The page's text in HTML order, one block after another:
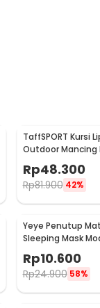
TaffSPORT Kursi
Outdoor Mancing
Oxford Folding
ZDY01
Rp48.300
Rp81.900 42%
Yeye Penutup
Sleeping Mask
Kartun - LC22
Rp10.600
Rp24.900 58%